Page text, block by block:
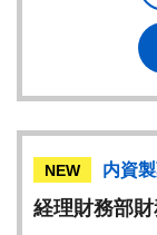
NEW 内資
経理財務部